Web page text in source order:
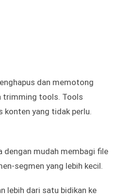
dan memotong
trimming tools. Tools
konten yang tidak perlu.
dengan mudah membagi file
segmen yang lebih kecil.
lebih dari satu bidikan ke